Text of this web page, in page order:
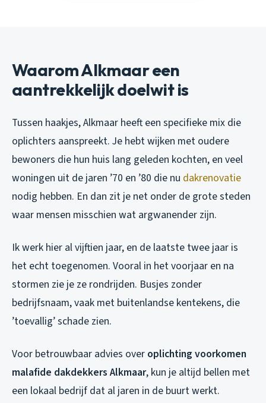
Waarom Alkmaar een
aantrekkelijk doelwit is
Tussen haakjes, Alkmaar heeft een specifieke mix die
oplichters aanspreekt. Je hebt wijken met oudere
bewoners die hun huis lang geleden kochten, en veel
woningen uit de jaren ’70 en ’80 die nu dakrenovatie
nodig hebben. En dan zit je net onder de grote steden
waar mensen misschien wat argwanender zijn.
Ik werk hier al vijftien jaar, en de laatste twee jaar is
het echt toegenomen. Vooral in het voorjaar en na
stormen zie je ze rondrijden. Busjes zonder
bedrijfsnaam, vaak met buitenlandse kentekens, die
’toevallig’ schade zien.
Voor betrouwbaar advies over oplichting voorkomen
malafide dakdekkers Alkmaar, kun je altijd bellen met
een lokaal bedrijf dat al jaren in de buurt werkt.